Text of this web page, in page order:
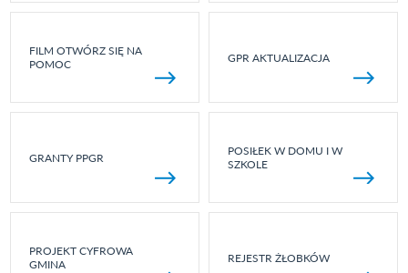
FILM OTWÓRZ SIĘ NA
POMOC
GPR AKTUALIZACJA
GRANTY PPGR
POSIŁEK W DOMU I W
SZKOLE
PROJEKT CYFROWA
GMINA
REJESTR ŻŁOBKÓW